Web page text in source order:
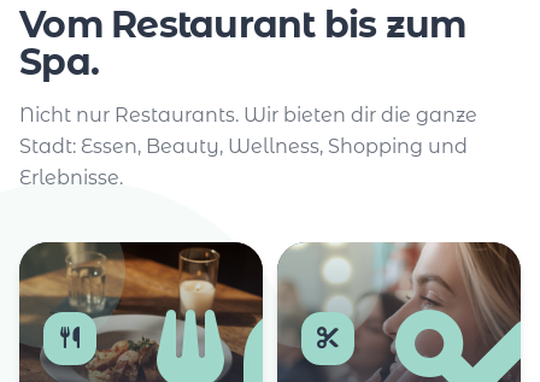
Vom Restaurant bis zum
Spa.
Nicht nur Restaurants. Wir bieten dir die ganze
Stadt: Essen, Beauty, Wellness, Shopping und
Erlebnisse.